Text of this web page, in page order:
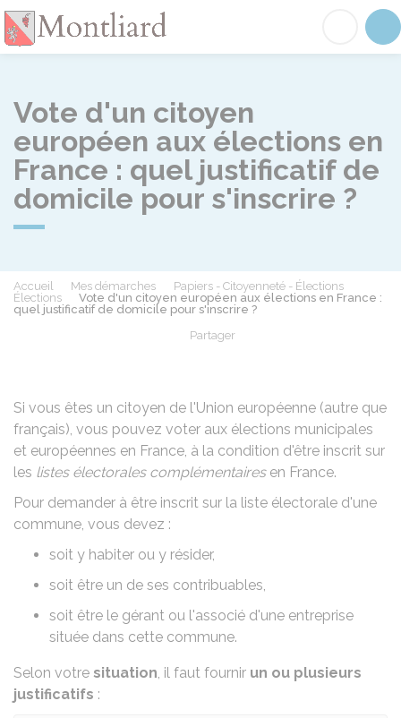
Vote d'un citoyen
européen aux élections en
France : quel justificatif de
domicile pour s'inscrire ?
Accueil Mes démarches
Papiers - Citoyenneté - Élections
Élections
Vote d'un citoyen européen aux élections en France :
quel justificatif de domicile pour s'inscrire ?
Partager
Si vous êtes un citoyen de l'Union européenne (autre que
français), vous pouvez voter aux élections municipales
et européennes en France, à la condition d'être inscrit sur
les listes électorales complémentairesen France.
Pour demander à être inscrit sur la liste électorale d'une
commune, vous devez :
soit y habiter ou y résider,
soit être un de ses contribuables,
soit être le gérant ou l'associé d'une entreprise
située dans cette commune.
Selon votre situation, il faut fournir un ou plusieurs
justificatifs :